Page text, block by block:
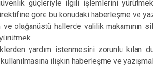
güçleriyle ilgili işlemlerini
göre bu konudaki haberleşme ve
ve olağanüstü hallerde valilik makamının
yardım istenmesini zorunlu kılan
ilişkin haberleşme ve